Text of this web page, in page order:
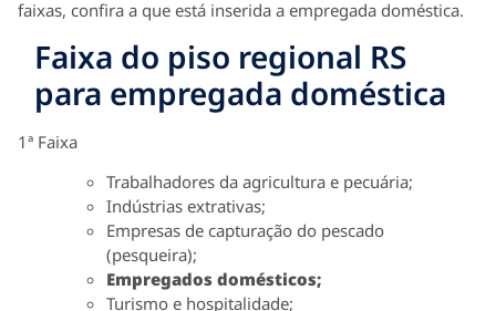
faixas, confira a que está inserida a empregada doméstica.
Faixa do piso regional RS
para empregada doméstica
1ª Faixa
Trabalhadores da agricultura e pecuária;
Indústrias extrativas;
Empresas de capturação do pescado
(pesqueira);
Empregados domésticos;
Turismo e hospitalidade;